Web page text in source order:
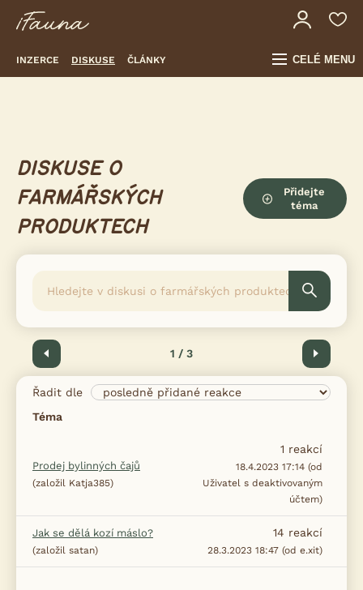
INZERCE DISKUSE ČLÁNKY CELÉ MENU
DISKUSE O
FARMÁŘSKÝCH
PRODUKTECH
Přidejte
téma
Předchozí 1 / 3 Další
Řadit dle
Téma
Prodej bylinných čajů
(založil Katja385)
1 reakcí
18.4.2023 17:14 (od
Uživatel s deaktivovaným
účtem)
Jak se dělá kozí máslo?
(založil satan)
14 reakcí
28.3.2023 18:47 (od e.xit)